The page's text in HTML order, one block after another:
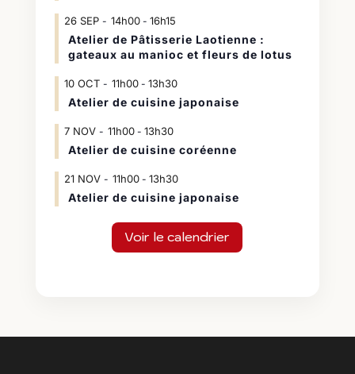
26 SEP 14h00- 16h15
Atelier de Pâtisserie Laotienne :
gateaux au manioc et fleurs de lotus
10 OCT 11h00- 13h30
Atelier de cuisine japonaise
7 NOV 11h00- 13h30
Atelier de cuisine coréenne
21 NOV 11h00- 13h30
Atelier de cuisine japonaise
Voir le calendrier